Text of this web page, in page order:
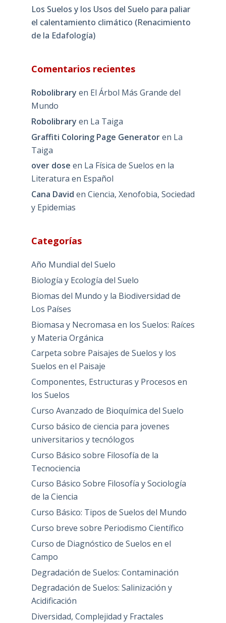
Los Suelos y los Usos del Suelo para paliar
el calentamiento climático (Renacimiento
de la Edafología)
Comentarios recientes
Robolibrary en El Árbol Más Grande del
Mundo
Robolibrary en La Taiga
Graffiti Coloring Page Generatoren La
Taiga
over dose en La Física de Suelos en la
Literatura en Español
Cana David en Ciencia, Xenofobia, Sociedad
y Epidemias
Categorías
Año Mundial del Suelo
Biología y Ecología del Suelo
Biomas del Mundo y la Biodiversidad de
Los Países
Biomasa y Necromasa en los Suelos: Raíces
y Materia Orgánica
Carpeta sobre Paisajes de Suelos y los
Suelos en el Paisaje
Componentes, Estructuras y Procesos en
los Suelos
Curso Avanzado de Bioquímica del Suelo
Curso básico de ciencia para jovenes
universitarios y tecnólogos
Curso Básico sobre Filosofía de la
Tecnociencia
Curso Básico Sobre Filosofía y Sociología
de la Ciencia
Curso Básico: Tipos de Suelos del Mundo
Curso breve sobre Periodismo Científico
Curso de Diagnóstico de Suelos en el
Campo
Degradación de Suelos: Contaminación
Degradación de Suelos: Salinización y
Acidificación
Diversidad, Complejidad y Fractales